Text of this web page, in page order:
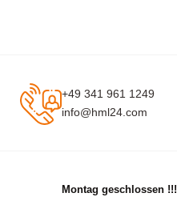
+49 341 961 1249
info@hml24.com
Montag geschlossen !!!